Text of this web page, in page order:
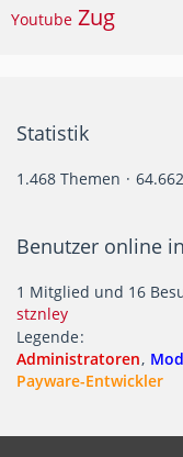
Youtube Zug
Statistik
1.468 Themen
Benutzer online
1 Mitglied und 16
stznley
Legende
Administratoren
Payware-Entwickler